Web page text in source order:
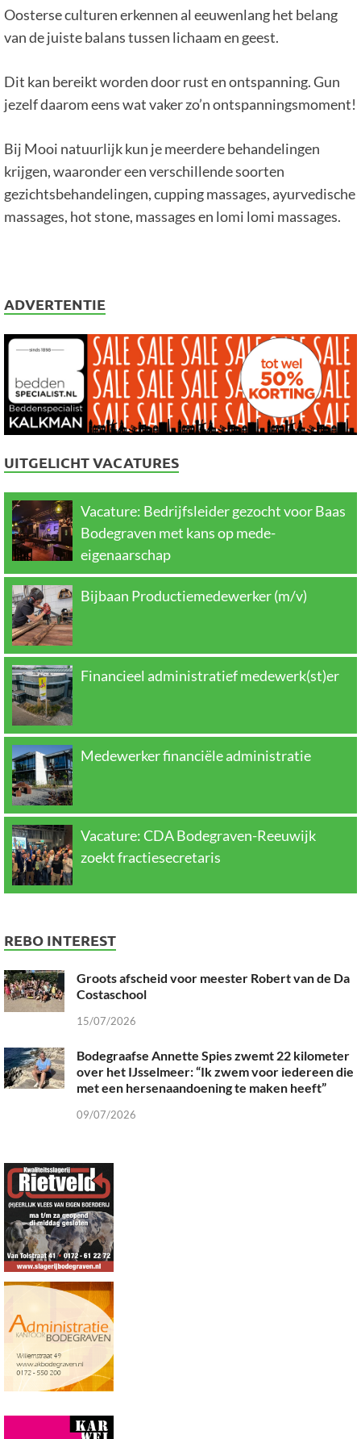
Oosterse culturen erkennen al eeuwenlang het belang
van de juiste balans tussen lichaam en geest.
Dit kan bereikt worden door rust en ontspanning. Gun
jezelf daarom eens wat vaker zo’n ontspanningsmoment!
Bij Mooi natuurlijk kun je meerdere behandelingen
krijgen, waaronder een verschillende soorten
gezichtsbehandelingen, cupping massages, ayurvedische
massages, hot stone, massages en lomi lomi massages.
ADVERTENTIE
UITGELICHT VACATURES
Vacature: Bedrijfsleider gezocht voor Baas
Bodegraven met kans op mede-
eigenaarschap
Bijbaan Productiemedewerker (m/v)
Financieel administratief medewerk(st)er
Medewerker financiële administratie
Vacature: CDA Bodegraven-Reeuwijk
zoekt fractiesecretaris
REBO INTEREST
Groots afscheid voor meester Robert van de Da
Costaschool
15/07/2026
Bodegraafse Annette Spies zwemt 22 kilometer
over het IJsselmeer: “Ik zwem voor iedereen die
met een hersenaandoening te maken heeft”
09/07/2026